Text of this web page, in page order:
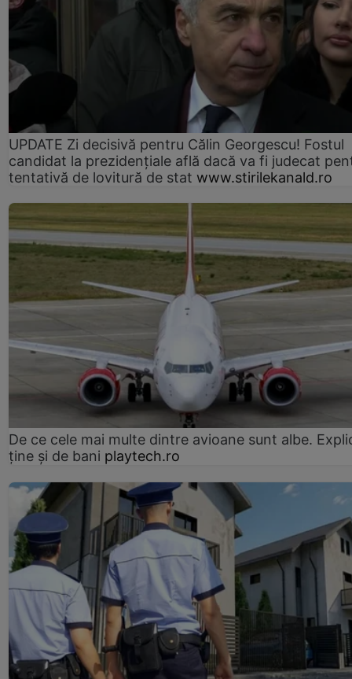
UPDATE Zi decisivă pentru Călin Georgescu! Fostul
candidat la prezidențiale află dacă va fi judecat
tentativă de lovitură de stat www.stirilekanald.ro
De ce cele mai multe dintre avioane sunt albe.
ține și de bani playtech.ro